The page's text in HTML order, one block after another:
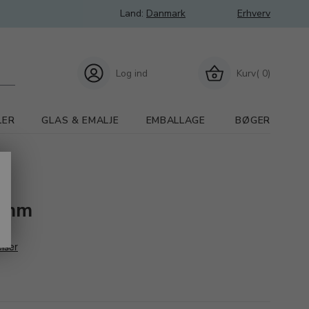
Land: Danmark Erhverv
Kurv( 0)
Log ind
GLAS & EMALJE EMBALLAGE BØGER